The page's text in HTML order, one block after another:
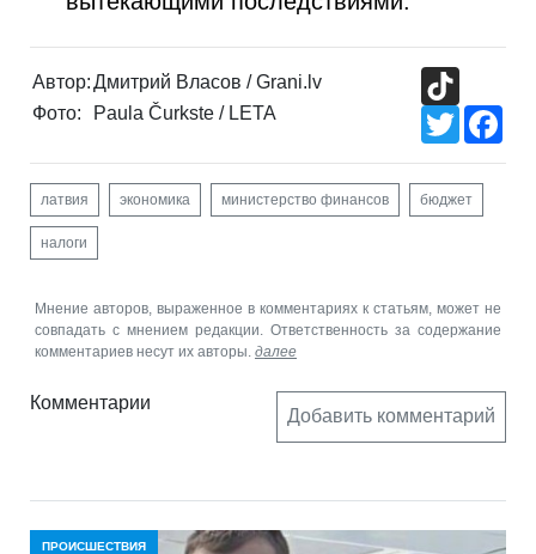
Автор:Дмитрий Власов / Grani.lv
Фото:
Paula Čurkste / LETA
Twitter
латвия экономика министерство финансов бюджет
налоги
Мнение авторов, выраженное в комментариях к статьям, может не
совпадать с мнением редакции. Ответственность за содержание
комментариев несут их авторы. далее
Комментарии
Добавить комментарий
ПРОИСШЕСТВИЯ